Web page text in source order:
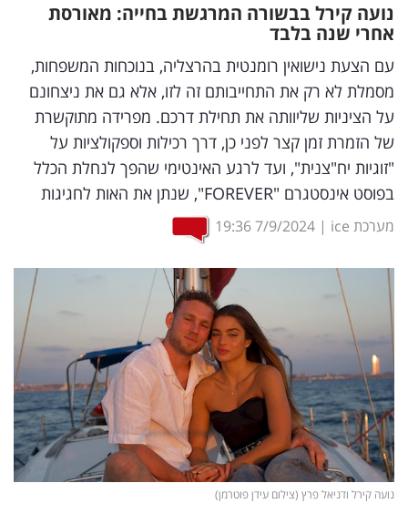
דיגיטל
וטק
שיווק
ופרסום
משפט
מדדים
דעות
רכילות
עסקית
קריפטו
ויראלי
טלוויזיה
נועה קירל בבשורה המרגשת בחייה: מאורסת
אחרי שנה בלבד
עם הצעת נישואין רומנטית בהרצליה, בנוכחות המשפחות,
מסמלת לא רק את התחייבותם זה לזו, אלא גם את ניצחונם
על הציניות שליוותה את תחילת דרכם. מפרידה מתוקשרת
של הזמרת זמן קצר לפני כן, דרך רכילות וספקולציות על
"זוגיות יח"צנית", ועד לרגע האינטימי שהפך לנחלת הכלל
בפוסט אינסטגרם "FOREVER", שנתן את האות לחגיגות
מערכת ice |
7/9/2024
19:36
נועה קירל ודניאל פרץ (צילום עידן פוטרמן)